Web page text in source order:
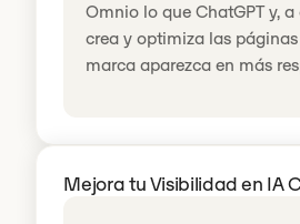
Omnio lo que ChatGPT y,
crea y optimiza las
marca aparezca en más
Mejora tu Visibilidad en IA